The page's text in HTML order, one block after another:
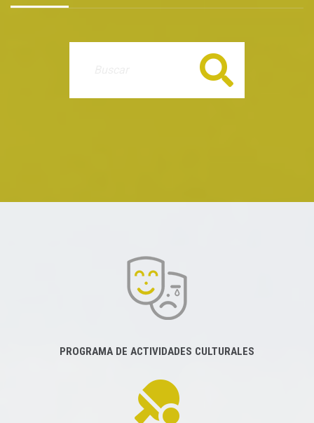
Buscar
PROGRAMA DE ACTIVIDADES CULTURALES